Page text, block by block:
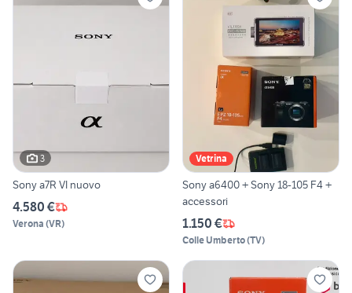
3
Sony a7R VI nuovo
4.580 €
Verona (VR)
Vetrina
Sony a6400 + Sony 18-105 F4 +
accessori
1.150 €
Colle Umberto(TV)